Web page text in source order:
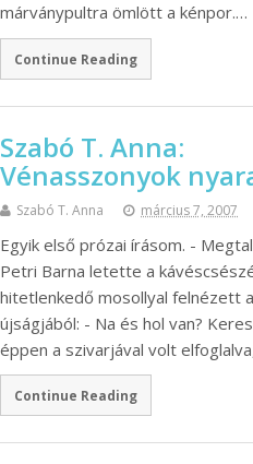
márványpultra ömlött a kénpor.…
Continue Reading
Szabó T. Anna:
Vénasszonyok
Szabó T. Anna március 7, 2007
Egyik első prózai írásom. -
Petri Barna letette a
hitetlenkedő mosollyal felnézett
újságjából: - Na és hol van?
éppen a szivarjával volt
Continue Reading